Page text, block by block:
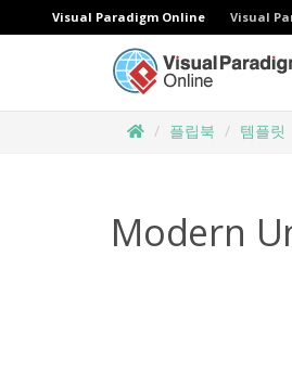
Visual Paradigm Online Visual
플립북 템플릿
Modern